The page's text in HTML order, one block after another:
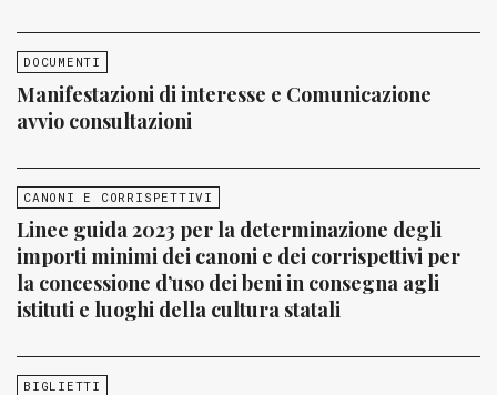
DOCUMENTI
Manifestazioni di interesse e Comunicazione
avvio consultazioni
CANONI E CORRISPETTIVI
Linee guida 2023 per la determinazione degli
importi minimi dei canoni e dei corrispettivi per
la concessione d’uso dei beni in consegna agli
istituti e luoghi della cultura statali
BIGLIETTI